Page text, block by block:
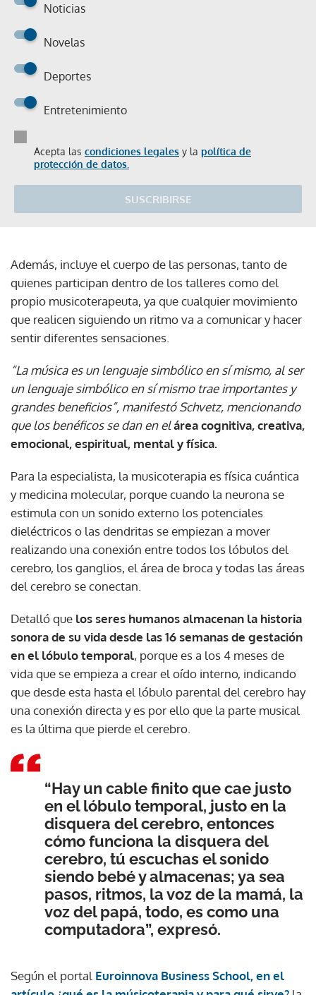
Noticias
Novelas
Deportes
Entretenimiento
Acepta las condiciones legales y la política de
protección de datos.
SUSCRIBIRSE
Además, incluye el cuerpo de las personas, tanto de
quienes participan dentro de los talleres como del
propio musicoterapeuta, ya que cualquier movimiento
que realicen siguiendo un ritmo va a comunicar y hacer
sentir diferentes sensaciones.
“La música es un lenguaje simbólico en sí mismo, al ser
un lenguaje simbólico en sí mismo trae importantes y
grandes beneficios”, manifestó Schvetz, mencionando
que los benéficos se dan en elárea cognitiva, creativa,
emocional, espiritual, mental y física.
Para la especialista, la musicoterapia es física cuántica
y medicina molecular, porque cuando la neurona se
estimula con un sonido externo los potenciales
dieléctricos o las dendritas se empiezan a mover
realizando una conexión entre todos los lóbulos del
cerebro, los ganglios, el área de broca y todas las áreas
del cerebro se conectan.
Detalló que los seres humanos almacenan la historia
sonora de su vida desde las 16 semanas de gestación
en el lóbulo temporal, porque es a los 4 meses de
vida que se empieza a crear el oído interno, indicando
que desde esta hasta el lóbulo parental del cerebro hay
una conexión directa y es por ello que la parte musical
es la última que pierde el cerebro.
“Hay un cable finito que cae justo
en el lóbulo temporal, justo en la
disquera del cerebro, entonces
cómo funciona la disquera del
cerebro, tú escuchas el sonido
siendo bebé y almacenas; ya sea
pasos, ritmos, la voz de la mamá, la
voz del papá, todo, es como una
computadora”, expresó.
Según el portal Euroinnova Business School, en el